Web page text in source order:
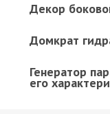
Декор
Домкрат
Генератор
его